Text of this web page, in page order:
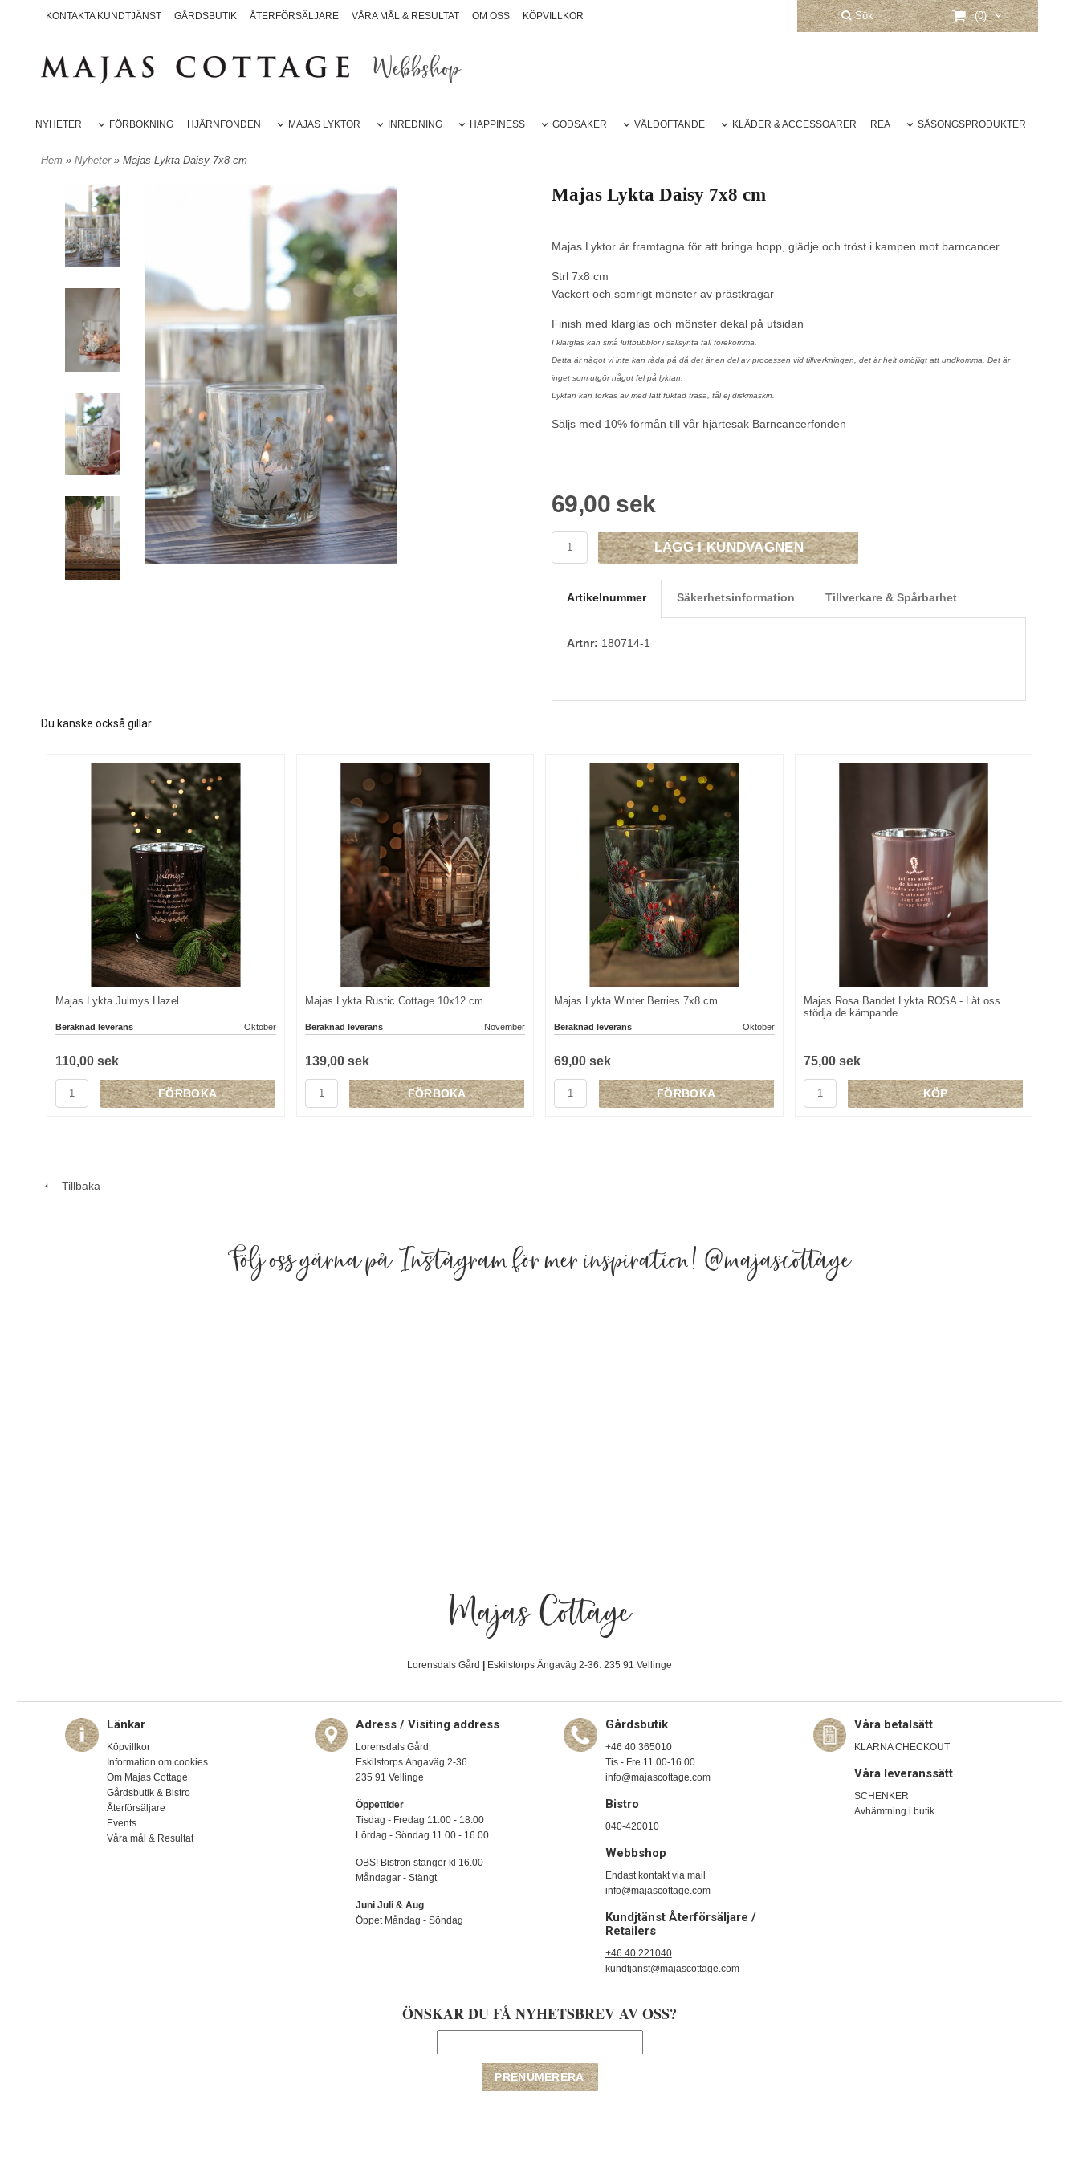
KONTAKTA KUNDTJÄNST GÅRDSBUTIK ÅTERFÖRSÄLJARE VÅRA MÅL & RESULTAT OM OSS KÖPVILLKOR Sök (0)
Webbshop
NYHETER FÖRBOKNING HJÄRNFONDEN MAJAS LYKTOR INREDNING HAPPINESS GODSAKER VÄLDOFTANDE KLÄDER & ACCESSOARER REA SÄSONGSPRODUKTER
Hem » Nyheter » Majas Lykta Daisy 7x8 cm
Majas Lykta Daisy 7x8 cm
Majas Lyktor är framtagna för att bringa hopp, glädje och tröst i kampen mot barncancer.
Strl 7x8 cm
Vackert och somrigt mönster av prästkragar
Finish med klarglas och mönster dekal på utsidan
I klarglas kan små luftbubblor i sällsynta fall förekomma.
Detta är något vi inte kan råda på då det är en del av processen vid tillverkningen, det är helt omöjligt att undkomma. Det är
inget som utgör något fel på lyktan.
Lyktan kan torkas av med lätt fuktad trasa, tål ej diskmaskin.
Säljs med 10% förmån till vår hjärtesak Barncancerfonden
69,00 sek
LÄGG I KUNDVAGNEN
Artikelnummer Säkerhetsinformation Tillverkare & Spårbarhet
Artnr: 180714-1
Du kanske också gillar
Majas Lykta Julmys Hazel
Beräknad leverans Oktober
110,00 sek
FÖRBOKA
Majas Lykta Rustic Cottage 10x12 cm
Beräknad leverans November
139,00 sek
FÖRBOKA
Majas Lykta Winter Berries 7x8 cm
Beräknad leverans Oktober
69,00 sek
FÖRBOKA
Majas Rosa Bandet Lykta ROSA - Låt oss
stödja de kämpande..
75,00 sek
KÖP
Tillbaka
Följ oss gärna på Instagram för mer inspiration!@majascottage
Majas Cottage
Lorensdals Gård Eskilstorps Ängaväg 2-36. 235 91 Vellinge
Länkar
Köpvillkor
Information om cookies
Om Majas Cottage
Gårdsbutik & Bistro
Återförsäljare
Events
Våra mål & Resultat
Adress / Visiting address
Lorensdals Gård
Eskilstorps Ängaväg 2-36
235 91 Vellinge
Öppettider
Tisdag - Fredag 11.00 - 18.00
Lördag - Söndag 11.00 - 16.00
OBS! Bistron stänger kl 16.00
Måndagar - Stängt
Juni Juli & Aug
Öppet Måndag - Söndag
Gårdsbutik
+46 40 365010
Tis - Fre 11.00-16.00
info@majascottage.com
Bistro
040-420010
Webbshop
Endast kontakt via mail
info@majascottage.com
Kundjtänst Återförsäljare /
Retailers
+46 40 221040
kundtjanst@majascottage.com
Våra betalsätt
KLARNA CHECKOUT
Våra leveranssätt
SCHENKER
Avhämtning i butik
ÖNSKAR DU FÅ NYHETSBREV AV OSS?